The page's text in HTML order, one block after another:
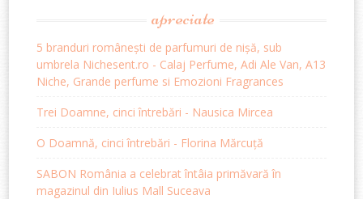
apreciate
5 branduri românești de parfumuri de nișă, sub
umbrela Nichesent.ro - Calaj Perfume, Adi Ale Van, A13
Niche, Grande perfume si Emozioni Fragrances
Trei Doamne, cinci întrebări - Nausica Mircea
O Doamnă, cinci întrebări - Florina Mărcuță
SABON România a celebrat întâia primăvară în
magazinul din Iulius Mall Suceava